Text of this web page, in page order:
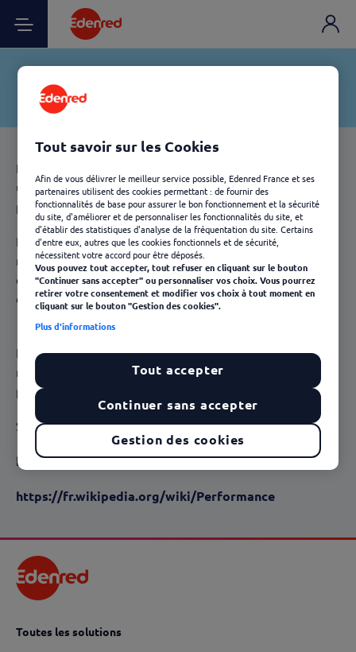
L'engagement désigne le fait de convenir de participer à
une œuvre ou à une entreprise en contrepartie d'un
paiement ou d'un salaire.
La performance peut renvoyer à l’idée de résultat, de
réalisation ou de finalisation d’un produit. Il peut
également renvoyer à un comportement lorsque utilisé
comme emprunt à l'anglais.
En entreprise, l'engagement et la performance se
mesurent et peuvent être récompensé et stimulés via la
plateforme
Sources :
https://fr.wikipedia.org/wiki/Engagement
https://fr.wikipedia.org/wiki/Performance
Toutes les solutions
Tout savoir sur les Cookies
Afin de vous délivrer le meilleur service possible, Edenred France et ses
partenaires utilisent des cookies permettant : de fournir des
fonctionnalités de base pour assurer le bon fonctionnement et la sécurité
du site, d'améliorer et de personnaliser les fonctionnalités du site, et
d'établir des statistiques d'analyse de la fréquentation du site. Certains
d'entre eux, autres que les cookies fonctionnels et de sécurité,
nécessitent votre accord pour être déposés.
Vous pouvez tout accepter, tout refuser en cliquant sur le bouton
"Continuer sans accepter" ou personnaliser vos choix. Vous pourrez
retirer votre consentement et modifier vos choix à tout moment en
cliquant sur le bouton "Gestion des cookies".
Plus d'informations
Gestion des cookies
Continuer sans accepter
Tout accepter